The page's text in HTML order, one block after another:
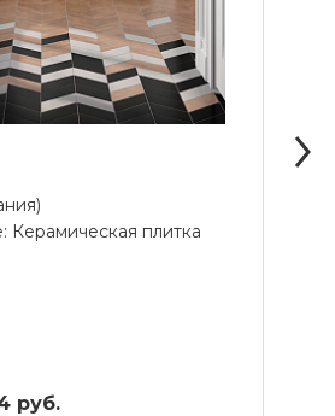
Керамическая плитка
руб.